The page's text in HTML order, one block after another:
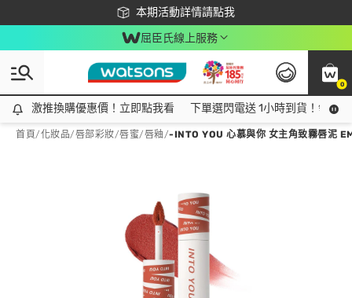
本期活動詳情請點我
下載app最高回饋$350
屈臣氏線上服務
0
激推換購優惠價！立即點我看
激推換購優惠價！立即點我看 下單選閃電送 1小時到貨！領神
首頁/化妝品/唇部彩妝/唇蜜/唇釉/-INTO YOU 心慕與你 女主角致霧唇泥